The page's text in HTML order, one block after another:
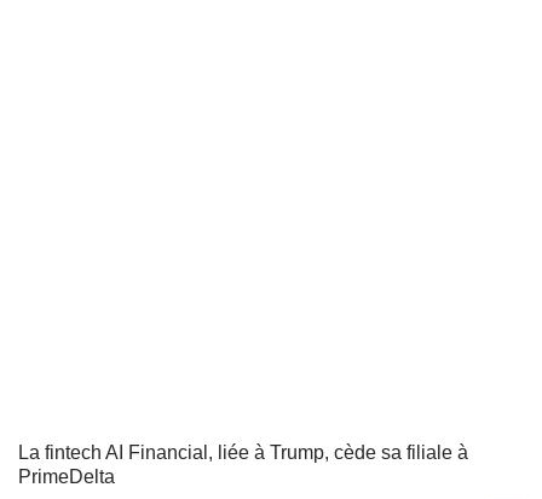
La fintech AI Financial, liée à Trump, cède sa filiale à
PrimeDelta